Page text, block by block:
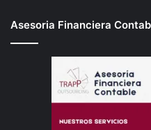
Asesoria Financiera